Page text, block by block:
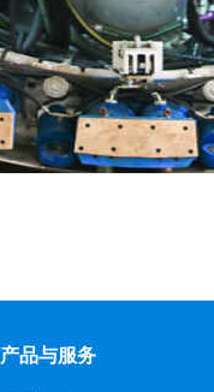
产品与服务